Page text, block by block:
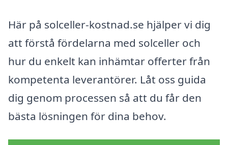
Här på solceller-kostnad.se hjälper vi dig
att förstå fördelarna med solceller och
hur du enkelt kan inhämtar offerter från
kompetenta leverantörer. Låt oss guida
dig genom processen så att du får den
bästa lösningen för dina behov.